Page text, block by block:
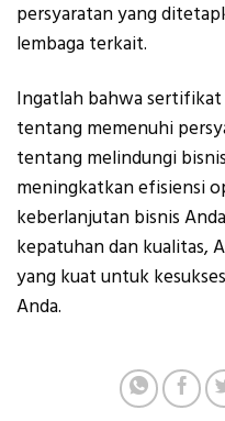
persyaratan yang
lembaga terkait.
Ingatlah bahwa
tentang memenuhi
tentang melindungi
meningkatkan efisiensi
keberlanjutan bisnis
kepatuhan dan kualitas,
yang kuat untuk
Anda.